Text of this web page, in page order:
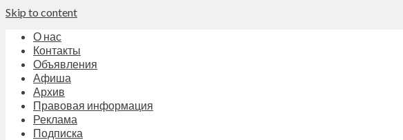
Skip to content
О нас
Контакты
Объявления
Афиша
Архив
Правовая информация
Реклама
Подписка